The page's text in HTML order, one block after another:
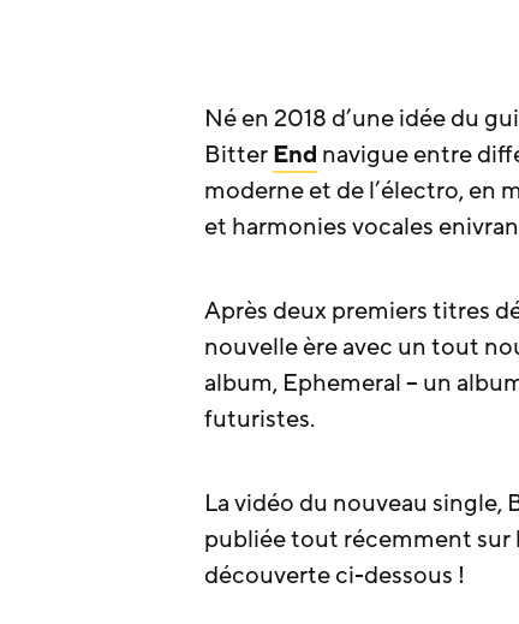
Né en 2018 d’une idée du
BitterEnd navigue entre
moderne et de l’électro, en
et harmonies vocales
Après deux premiers titres
nouvelle ère avec un tout
album, Ephemeral – un
futuristes.
La vidéo du nouveau single,
publiée tout récemment sur
découverte ci-dessous !